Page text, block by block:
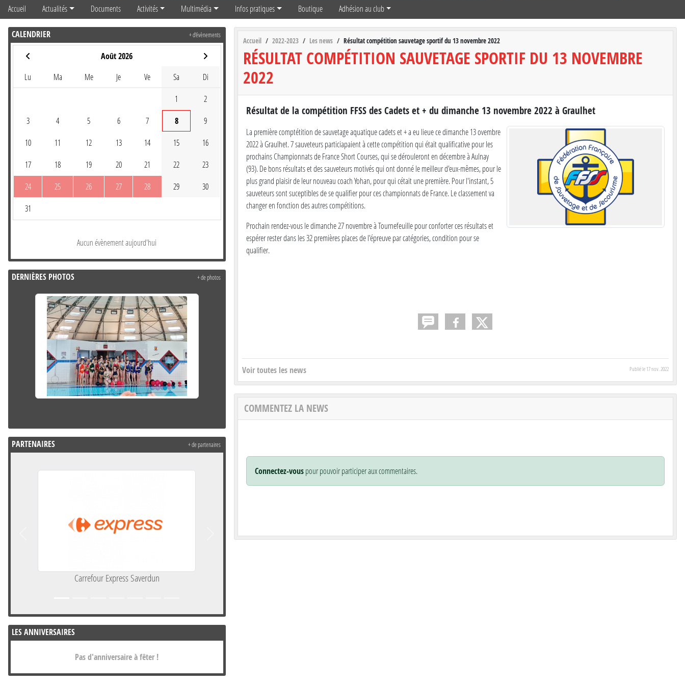
Accueil Actualités Documents Activités Multimédia Infos pratiques Boutique Adhésion au club
Accueil 2022-2023 Les news Résultat compétition sauvetage sportif du 13 novembre 2022
RÉSULTAT COMPÉTITION SAUVETAGE SPORTIF DU 13 NOVEMBRE
2022
Résultat de la compétition FFSS des Cadets et + du dimanche 13 novembre 2022 à Graulhet
La première comptétition de sauvetage aquatique cadets et + a eu lieue ce dimanche 13 ovembre
2022 à Graulhet. 7 sauveteurs particiapaient à cette compétition qui était qualificative pour les
prochains Championnats de France Short Courses, qui se dérouleront en décembre à Aulnay
(93). De bons résultats et des sauveteurs motivés qui ont donné le meilleur d'eux-mêmes, pour le
plus grand plaisir de leur nouveau coach Yohan, pour qui cétait une première. Pour l'instant, 5
sauveteurs sont suceptibles de se qualifier pour ces championnats de France. Le classement va
changer en fonction des autres compétitions.
Prochain rendez-vous le dimanche 27 novembre à Tournefeuille pour conforter ces résultats et
espérer rester dans les 32 premières places de l'épreuve par catégories, condition pour se
qualifier.
Voir toutes les news Publié le 17 nov. 2022
COMMENTEZ LA NEWS
Connectez-vouspour pouvoir participer aux commentaires.
CALENDRIER
Août 2026
Lu Ma Me Je Ve Sa Di
1 2
3 4 5 6 7 8 9
10 11 12 13 14 15 16
17 18 19 20 21 22 23
24 25 26 27 28 29 30
31
Aucun évènement aujourd'hui
+ d'évènements
DERNIÈRES PHOTOS + de photos
PARTENAIRES
Carrefour Express Saverdun
+ de partenaires
LES ANNIVERSAIRES
Pas d'anniversaire à fêter !